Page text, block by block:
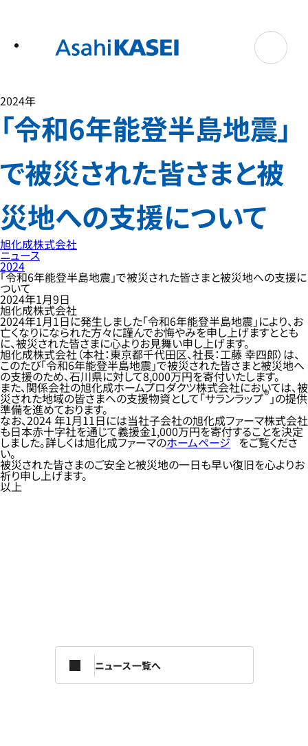
2024年
「令和6年能登半島地震」
で被災された皆さまと被
災地への支援について
旭化成株式会社
ニュース
2024
「令和6年能登半島地震」で被災された皆さまと被災地への支援に
ついて
2024年1月9日
旭化成株式会社
2024年1月1日に発生しました「令和6年能登半島地震」により、お
亡くなりになられた方々に謹んでお悔やみを申し上げますととも
に、被災された皆さまに心よりお見舞い申し上げます。
旭化成株式会社（本社：東京都千代田区、社長：工藤 幸四郎）は、
このたび「令和6年能登半島地震」で被災された皆さまと被災地へ
の支援のため、石川県に対して8,000万円を寄付いたします。
また、関係会社の旭化成ホームプロダクツ株式会社においては、被
災された地域の皆さまへの支援物資として「サランラップ®」の提供
準備を進めております。
なお、2024 年1月11日には当社子会社の旭化成ファーマ株式会社
も日本赤十字社を通じて義援金1,000万円を寄付することを決定
しました。詳しくは旭化成ファーマのホームページ をご覧くださ
い。
被災された皆さまのご安全と被災地の一日も早い復旧を心よりお
祈り申し上げます。
以上
ニュース一覧へ